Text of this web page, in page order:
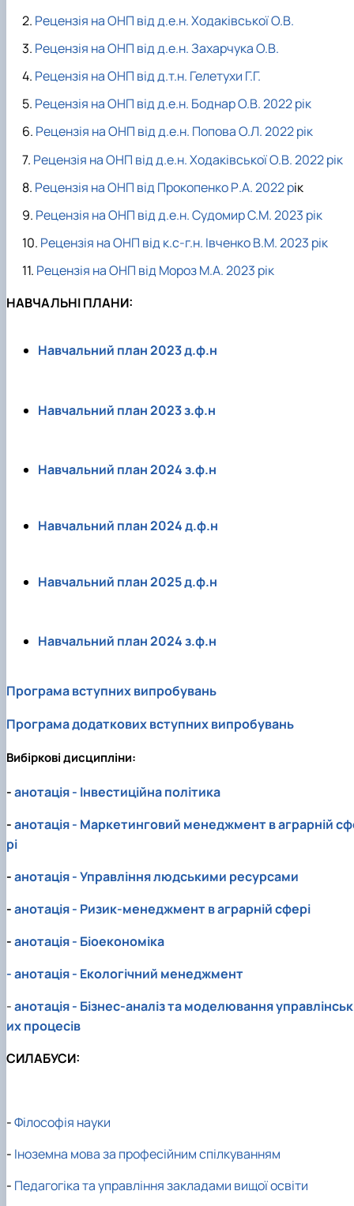
Рецензія на ОНП від д.е.н. Ходаківської О.В.
Рецензія на ОНП від д.е.н. Захарчука О.В.
Рецензія на ОНП від д.т.н. Гелетухи Г.Г.
Рецензія на ОНП від д.е.н. Боднар О.В. 2022 рік
Рецензія на ОНП від д.е.н. Попова О.Л. 2022 рік
Рецензія на ОНП від д.е.н. Ходаківської О.В. 2022 рік
Рецензія на ОНП від Прокопенко Р.А. 2022 рік
Рецензія на ОНП від д.е.н. Судомир С.М. 2023 рік
Рецензія на ОНП від к.с-г.н. Івченко В.М. 2023 рік
Рецензія на ОНП від Мороз М.А. 2023 рік
НАВЧАЛЬНІ ПЛАНИ:
Навчальний план 2023 д.ф.н
Навчальний план 2023 з.ф.н
Навчальний план 2024 з.ф.н
Навчальний план 2024 д.ф.н
Навчальний план 2025 д.ф.н
Навчальний план 2024 з.ф.н
Програма вступних випробувань
Програма додаткових вступних випробувань
Вибіркові дисципліни:
-анотація - Інвестиційна політика
-анотація - Маркетинговий менеджмент в аграрній
рі
-анотація - Управління людськими ресурсами
-анотація - Ризик-менеджмент в аграрній сфері
-анотація - Біоекономіка
- анотація - Екологічний менеджмент
-анотація - Бізнес-аналіз та моделювання управлінськ
их процесів
СИЛАБУСИ:
-Філософія науки
- Іноземна мова за професійним спілкуванням
- Педагогіка та управління закладами вищої освіти